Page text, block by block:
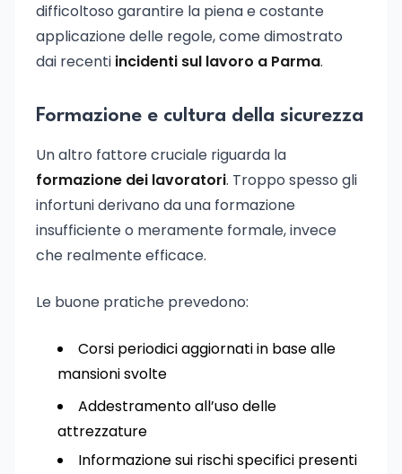
difficoltoso garantire la piena e costante
applicazione delle regole, come dimostrato
dai recenti incidenti sul lavoro a Parma.
Formazione e cultura della sicurezza
Un altro fattore cruciale riguarda la
formazione dei lavoratori. Troppo spesso gli
infortuni derivano da una formazione
insufficiente o meramente formale, invece
che realmente efficace.
Le buone pratiche prevedono:
Corsi periodici aggiornati in base alle
mansioni svolte
Addestramento all’uso delle
attrezzature
Informazione sui rischi specifici presenti